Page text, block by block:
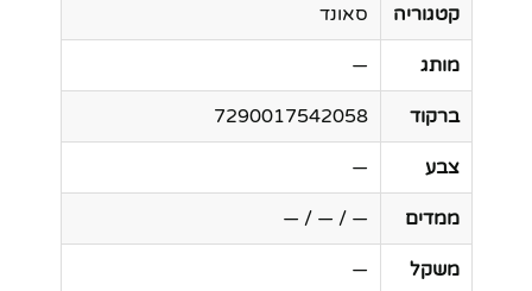
קטגוריה סאונד
מותג —
ברקוד 7290017542058
צבע —
ממדים — / — / —
משקל —